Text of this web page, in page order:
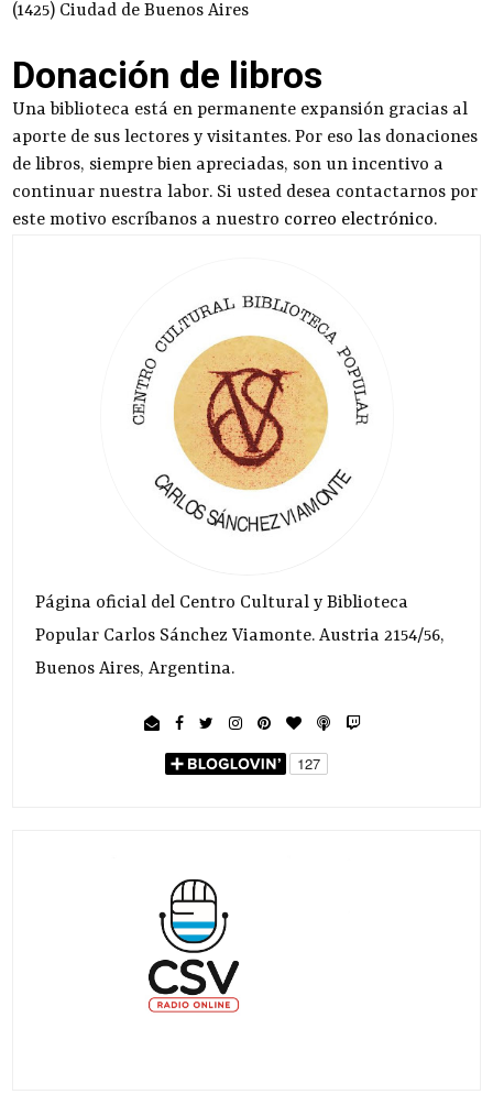
(1425) Ciudad de Buenos Aires
Donación de libros
Una biblioteca está en permanente expansión gracias al
aporte de sus lectores y visitantes. Por eso las donaciones
de libros, siempre bien apreciadas, son un incentivo a
continuar nuestra labor. Si usted desea contactarnos por
este motivo escríbanos a nuestro correo electrónico.
Página oficial del Centro Cultural y Biblioteca
Popular Carlos Sánchez Viamonte. Austria 2154/56,
Buenos Aires, Argentina.